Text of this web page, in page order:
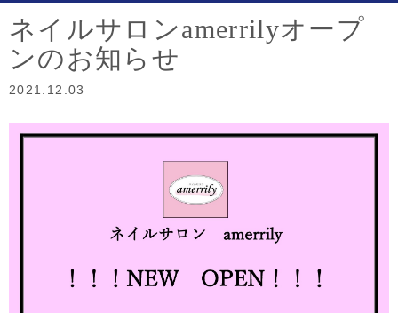
ネイルサロンamerrilyオープ
ンのお知らせ
2021.12.03